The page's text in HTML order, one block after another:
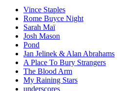
Vince Staples
Rome Buyce Night
Sarah Maï
Josh Mason
Pond
Jan Jelinek & Alan Abrahams
A Place To Bury Strangers
The Blood Arm
My Raining Stars
underscores